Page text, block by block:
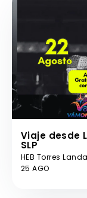
Viaje desde
SLP
HEB Torres Landa
25 AGO